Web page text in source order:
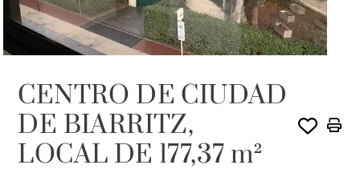
CENTRO DE CIUDAD
DE BIARRITZ,
LOCAL DE 177,37 m²